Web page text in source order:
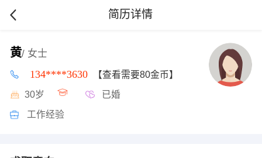
简历详情
黄/ 女士
134****3630 【查看需要80金币】
30岁 已婚
工作经验